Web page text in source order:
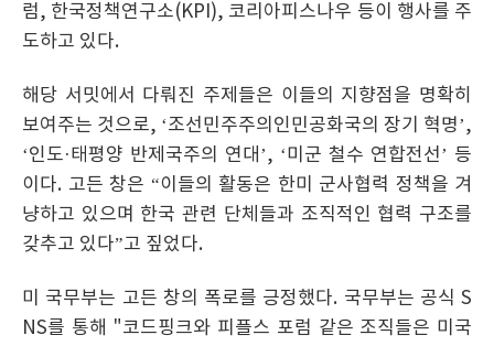
럼, 한국정책연구소(KPI), 코리아피스나우 등이 행사를 주
도하고 있다.
해당 서밋에서 다뤄진 주제들은 이들의 지향점을 명확히
보여주는 것으로, ‘조선민주주의인민공화국의 장기 혁명’,
‘인도·태평양 반제국주의 연대’, ‘미군 철수 연합전선’ 등
이다. 고든 창은 “이들의 활동은 한미 군사협력 정책을 겨
냥하고 있으며 한국 관련 단체들과 조직적인 협력 구조를
갖추고 있다”고 짚었다.
미 국무부는 고든 창의 폭로를 긍정했다. 국무부는 공식 S
NS를 통해 "코드핑크와 피플스 포럼 같은 조직들은 미국